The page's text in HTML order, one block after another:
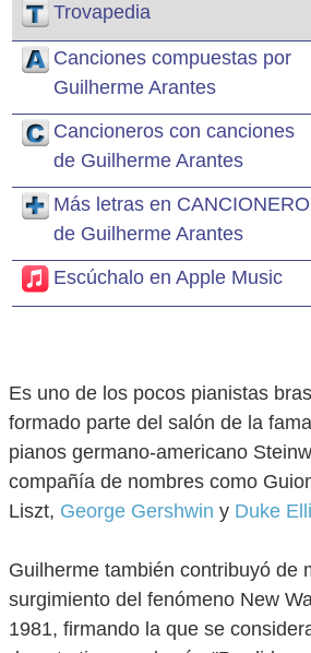
Trovapedia
Canciones compuestas por
Guilherme Arantes
Cancioneros con canciones
de Guilherme Arantes
Más letras en
de Guilherme Arantes
Escúchalo en Apple Music
Es uno de los pocos pianistas
formado parte del salón de la
pianos germano-americano
compañía de nombres como
Liszt, George Gershwin y Duke
Guilherme también contribuyó de
surgimiento del fenómeno New
1981, firmando la que se